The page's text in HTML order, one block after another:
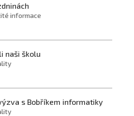
informace
naši školu
s Bobříkem informatiky